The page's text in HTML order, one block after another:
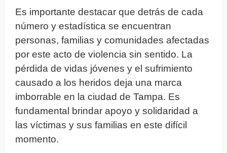
Es importante destacar que detrás de cada
número y estadística se encuentran
personas, familias y comunidades afectadas
por este acto de violencia sin sentido. La
pérdida de vidas jóvenes y el sufrimiento
causado a los heridos deja una marca
imborrable en la ciudad de Tampa. Es
fundamental brindar apoyo y solidaridad a
las víctimas y sus familias en este difícil
momento.